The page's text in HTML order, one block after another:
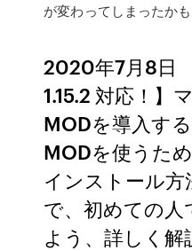
が変わってしまったかも
2020年7月8日
1.15.2 対応！】
MODを導入す
MODを使うた
インストール方
で、初めての
よう、詳しく解